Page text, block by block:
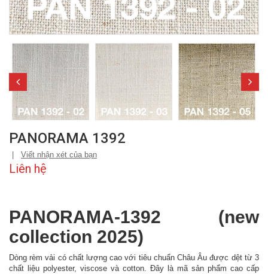
PANORAMA 1392
Viết nhận xét của bạn
Liên hệ
PANORAMA-1392 (new
collection 2025)
Dòng rèm vải có chất lượng cao với tiêu chuẩn Châu Âu được dệt từ 3
chất liệu polyester, viscose và cotton. Đây là mã sản phẩm cao cấp